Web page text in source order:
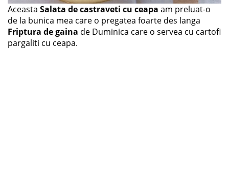
Aceasta Salata de castraveti cu ceapa am preluat-o
de la bunica mea care o pregatea foarte des langa
Friptura de gaina de Duminica care o servea cu cartofi
pargaliti cu ceapa.